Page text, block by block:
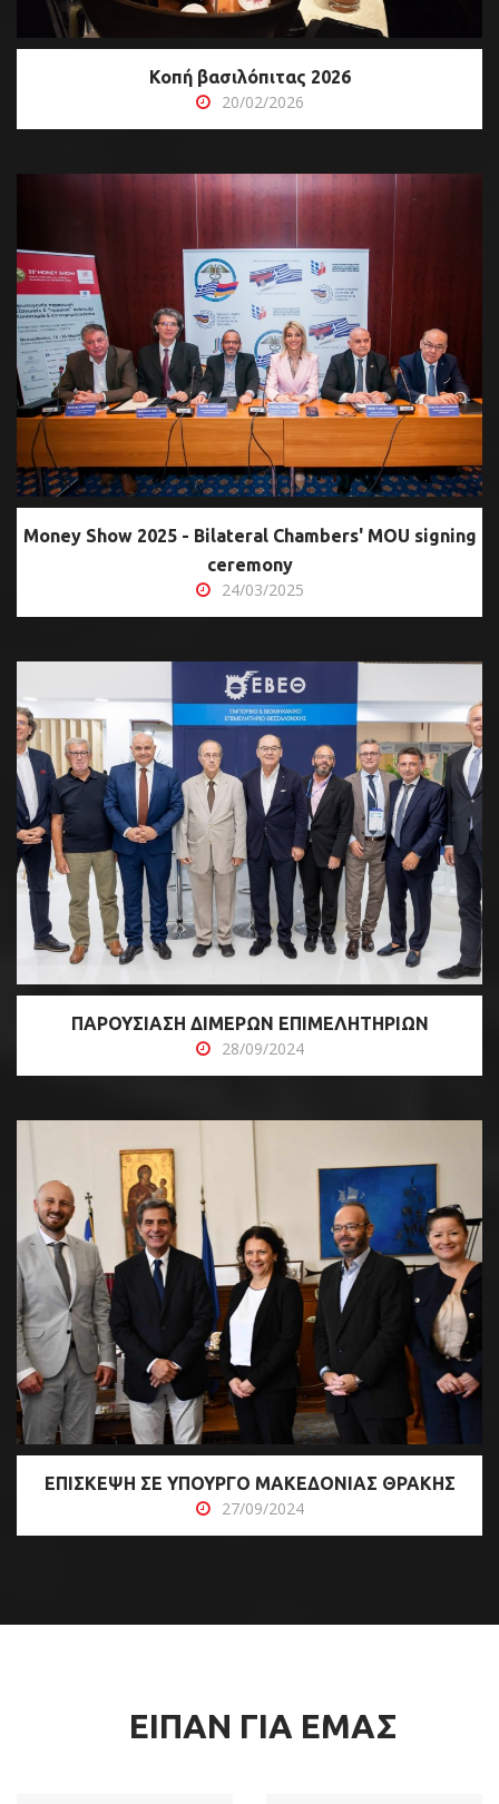
Κοπή βασιλόπιτας 2026
20/02/2026
Money Show 2025 - Bilateral Chambers' MOU signing
ceremony
24/03/2025
ΠΑΡΟΥΣΙΑΣΗ ΔΙΜΕΡΩΝ ΕΠΙΜΕΛΗΤΗΡΙΩΝ
28/09/2024
ΕΠΙΣΚΕΨΗ ΣΕ ΥΠΟΥΡΓΟ ΜΑΚΕΔΟΝΙΑΣ ΘΡΑΚΗΣ
27/09/2024
ΕΙΠΑΝ ΓΙΑ ΕΜΑΣ